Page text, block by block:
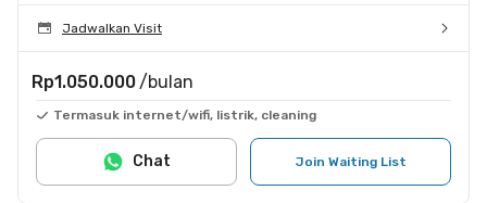
Jadwalkan Visit
Rp1.050.000 /bulan
Termasuk internet/wifi, listrik, cleaning
Join Waiting List
Chat